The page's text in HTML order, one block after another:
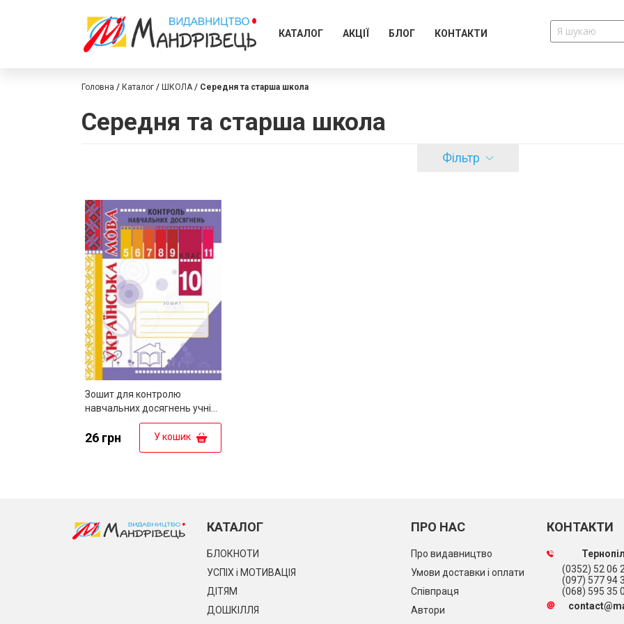
КАТАЛОГ АКЦІЇ БЛОГ КОНТАКТИ
Головна Каталог ШКОЛА Середня та старша школа
Середня та старша школа
Фільтр
Зошит для контролю
навчальних досягнень учнів
з української мови. 10 кл
26 грн У кошик
КАТАЛОГ
БЛОКНОТИ
УСПІХ і МОТИВАЦІЯ
ДІТЯМ
ДОШКІЛЛЯ
ПРО НАС
Про видавництво
Умови доставки і оплати
Співпраця
Автори
КОНТАКТИ
(0352) 52 06
(097) 577 94
(068) 595 35